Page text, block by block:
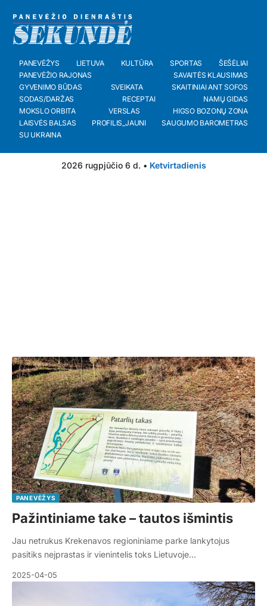
PANEVĖŽYS LIETUVA KULTŪRA SPORTAS
ŠEŠĖLIAI
PANEVĖŽIO RAJONAS
SAVAITĖS KLAUSIMAS
GYVENIMO BŪDAS
SVEIKATA
SKAITINIAI ANT SOFOS
SODAS/DARŽAS
RECEPTAI
NAMŲ GIDAS
MOKSLO ORBITA
VERSLAS
HIGSO BOZONŲ ZONA
LAISVĖS BALSAS
PROFILIS_JAUNI
SAUGUMO BAROMETRAS
SU UKRAINA
2026 rugpjūčio 6 d. • Ketvirtadienis
PANEVĖŽYS
Pažintiniame take – tautos išmintis
Jau netrukus Krekenavos regioniniame parke lankytojus
pasitiks neįprastas ir vienintelis toks Lietuvoje…
2025-04-05